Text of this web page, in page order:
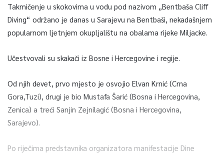
Takmičenje u skokovima u vodu pod nazivom „Bentbaša Cliff
Diving“ održano je danas u Sarajevu na Bentbaši, nekadašnjem
popularnom ljetnjem okupljalištu na obalama rijeke Miljacke.
Učestvovali su skakači iz Bosne i Hercegovine i regije.
Od njih devet, prvo mjesto je osvojio Elvan Krnić (Crna
Gora,Tuzi), drugi je bio Mustafa Šarić (Bosna i Hercegovina,
Zenica) a treći Sanjin Zejnilagić (Bosna i Hercegovina,
Sarajevo).
Po riječima predstavnika organizatora manifestacije Dine